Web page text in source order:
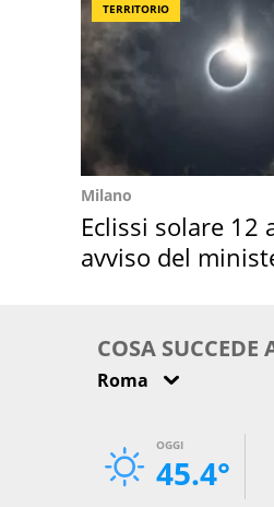
TERRITORIO
Milano
Eclissi solare 12
avviso del